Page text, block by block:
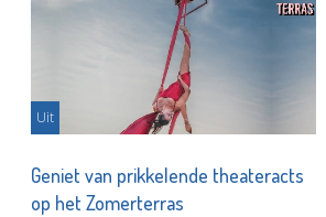
Uit
Geniet van prikkelende theateracts
op het Zomerterras